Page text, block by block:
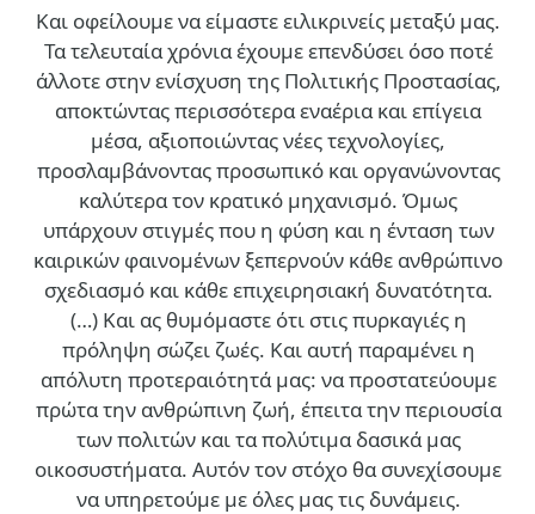
Και οφείλουμε να είμαστε ειλικρινείς μεταξύ μας.
Τα τελευταία χρόνια έχουμε επενδύσει όσο ποτέ
άλλοτε στην ενίσχυση της Πολιτικής Προστασίας,
αποκτώντας περισσότερα εναέρια και επίγεια
μέσα, αξιοποιώντας νέες τεχνολογίες,
προσλαμβάνοντας προσωπικό και οργανώνοντας
καλύτερα τον κρατικό μηχανισμό. Όμως
υπάρχουν στιγμές που η φύση και η ένταση των
καιρικών φαινομένων ξεπερνούν κάθε ανθρώπινο
σχεδιασμό και κάθε επιχειρησιακή δυνατότητα.
(…) Και ας θυμόμαστε ότι στις πυρκαγιές η
πρόληψη σώζει ζωές. Και αυτή παραμένει η
απόλυτη προτεραιότητά μας: να προστατεύουμε
πρώτα την ανθρώπινη ζωή, έπειτα την περιουσία
των πολιτών και τα πολύτιμα δασικά μας
οικοσυστήματα. Αυτόν τον στόχο θα συνεχίσουμε
να υπηρετούμε με όλες μας τις δυνάμεις.